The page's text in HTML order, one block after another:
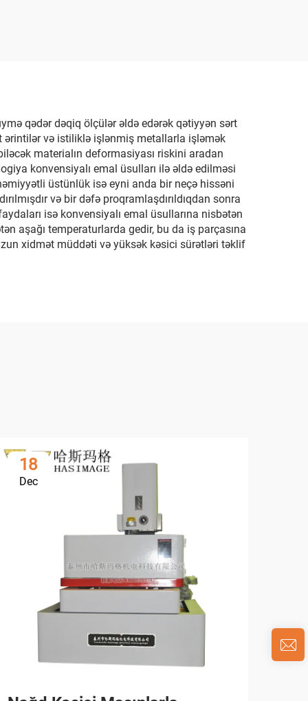
qədər dəqiq ölçülər əldə edərək qətiyyən sərt
ərintilər və istiliklə işlənmiş metallarla işləmək
materialın deformasiyası riskini aradan
konvensiyalı emal üsulları ilə əldə edilməsi
üstünlük isə eyni anda bir neçə hissəni
və bir dəfə proqramlaşdırıldıqdan sonra
isə konvensiyalı emal üsullarına nisbətən
aşağı temperaturlarda gedir, bu da iş parçasına
xidmət müddəti və yüksək kəsici sürətləri təklif
18
Dec